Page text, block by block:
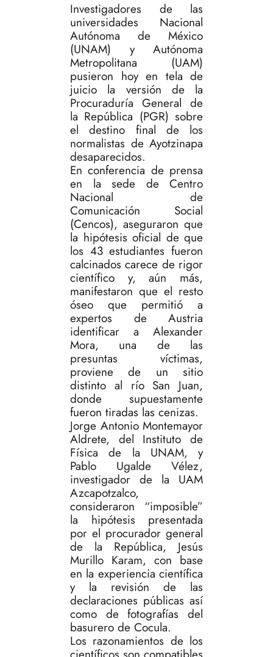
Investigadores de las
universidades Nacional
Autónoma de México
(UNAM) y Autónoma
Metropolitana (UAM)
pusieron hoy en tela de
juicio la versión de la
Procuraduría General de
la República (PGR) sobre
el destino final de los
normalistas de Ayotzinapa
desaparecidos.
En conferencia de prensa
en la sede de Centro
Nacional de
Comunicación Social
(Cencos), aseguraron que
la hipótesis oficial de que
los 43 estudiantes fueron
calcinados carece de rigor
científico y, aún más,
manifestaron que el resto
óseo que permitió a
expertos de Austria
identificar a Alexander
Mora, una de las
presuntas víctimas,
proviene de un sitio
distinto al río San Juan,
donde supuestamente
fueron tiradas las cenizas.
Jorge Antonio Montemayor
Aldrete, del Instituto de
Física de la UNAM, y
Pablo Ugalde Vélez,
investigador de la UAM
Azcapotzalco,
consideraron “imposible”
la hipótesis presentada
por el procurador general
de la República, Jesús
Murillo Karam, con base
en la experiencia científica
y la revisión de las
declaraciones públicas así
como de fotografías del
basurero de Cocula.
Los razonamientos de los